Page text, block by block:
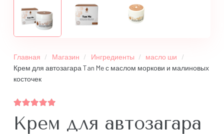
Главная / Магазин / Ингредиенты / масло ши
/
Крем для автозагара Tan Me с маслом моркови и малиновых
косточек
Крем для автозагара